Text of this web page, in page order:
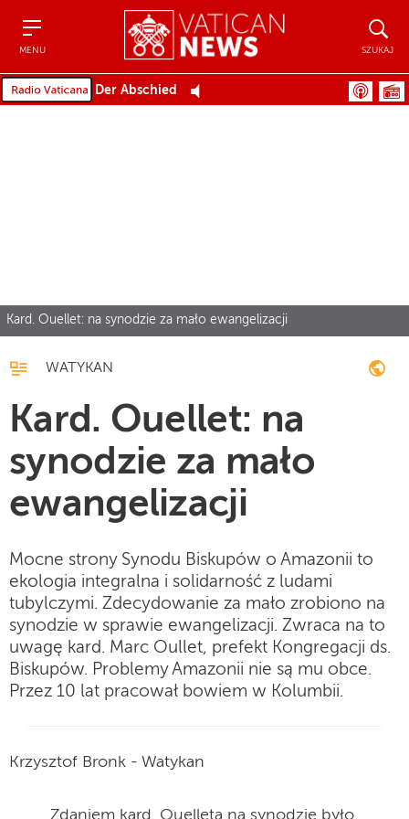
MENU SZUKAJ
Der Abschied
Kard. Ouellet: na synodzie za mało ewangelizacji
WATYKAN
Kard. Ouellet: na
synodzie za mało
ewangelizacji
Mocne strony Synodu Biskupów o Amazonii to
ekologia integralna i solidarność z ludami
tubylczymi. Zdecydowanie za mało zrobiono na
synodzie w sprawie ewangelizacji. Zwraca na to
uwagę kard. Marc Oullet, prefekt Kongregacji ds.
Biskupów. Problemy Amazonii nie są mu obce.
Przez 10 lat pracował bowiem w Kolumbii.
Krzysztof Bronk - Watykan
Zdaniem kard. Ouelleta na synodzie było